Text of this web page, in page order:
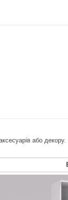
або